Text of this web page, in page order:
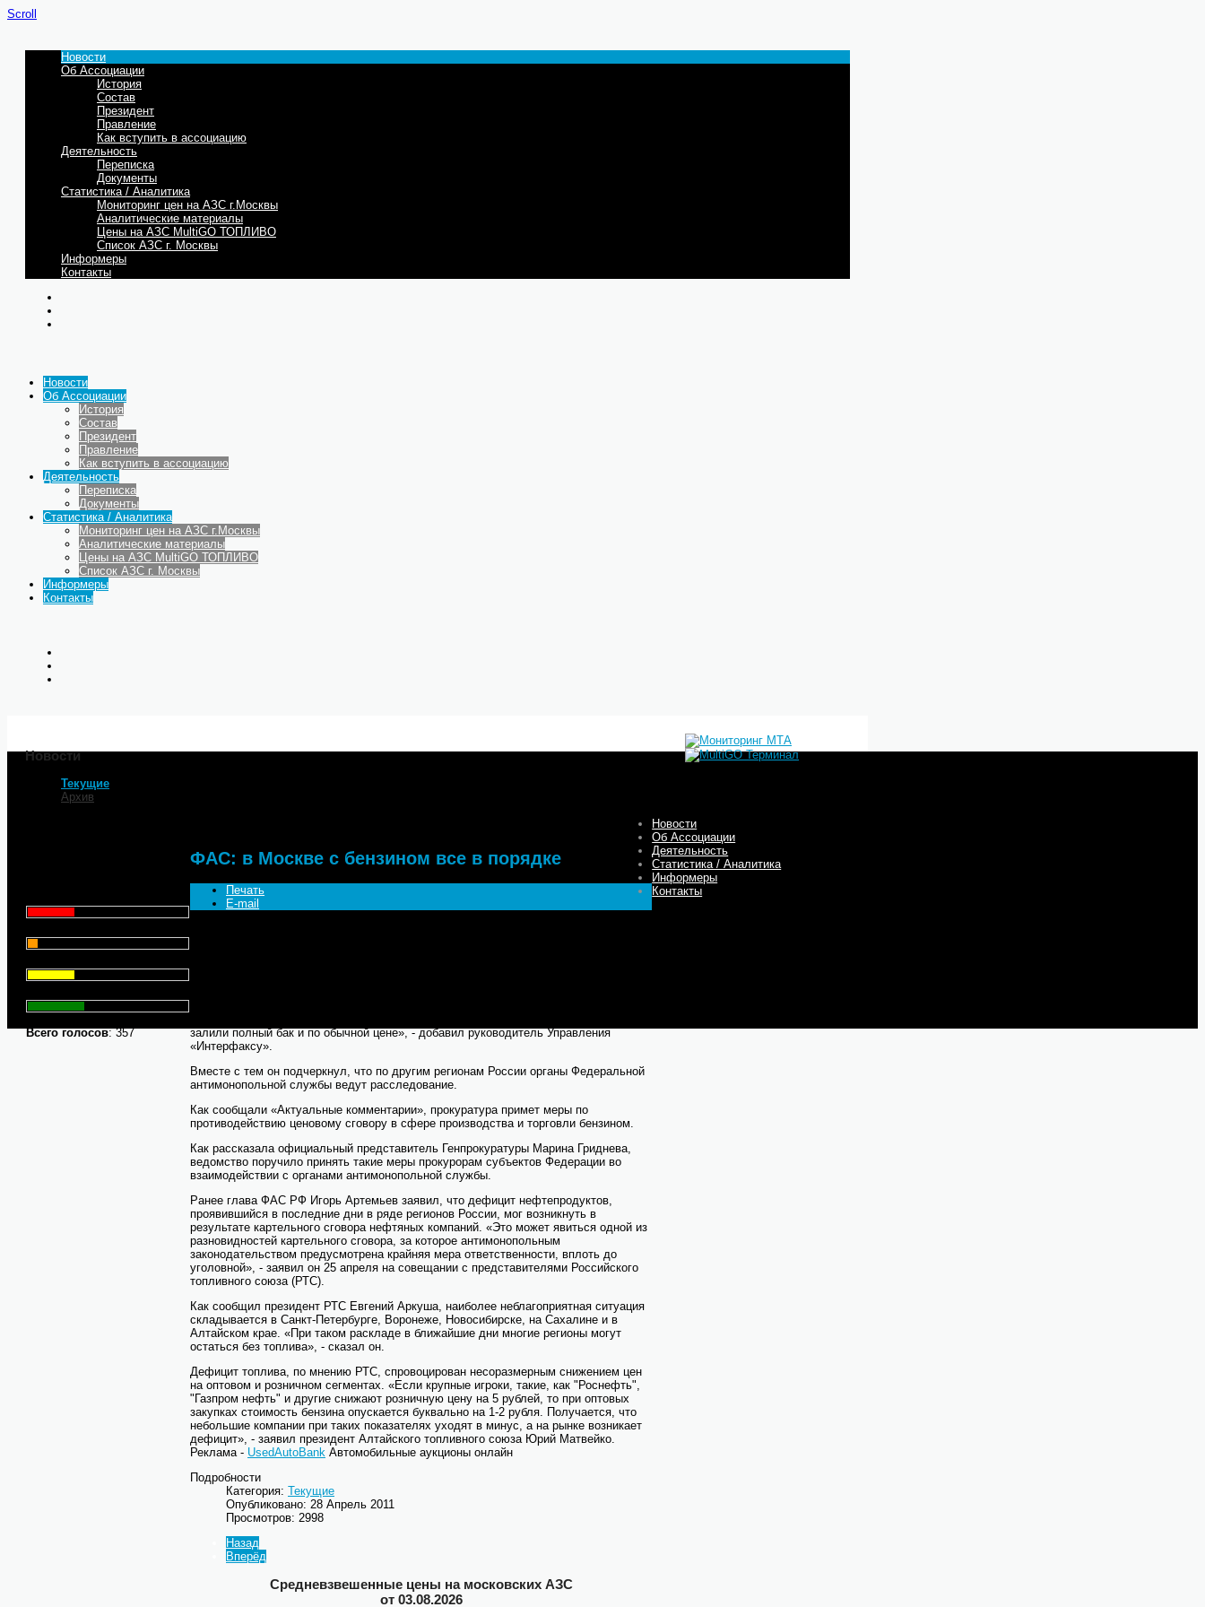
Scroll
Новости
Об Ассоциации
История
Состав
Президент
Правление
Как вступить в ассоциацию
Деятельность
Переписка
Документы
Статистика / Аналитика
Мониторинг цен на АЗС г.Москвы
Аналитические материалы
Цены на АЗС MultiGO ТОПЛИВО
Список АЗС г. Москвы
Информеры
Контакты
Новости
Об Ассоциации
История
Состав
Президент
Правление
Как вступить в ассоциацию
Деятельность
Переписка
Документы
Статистика / Аналитика
Мониторинг цен на АЗС г.Москвы
Аналитические материалы
Цены на АЗС MultiGO ТОПЛИВО
Список АЗС г. Москвы
Информеры
Контакты
Новости
Текущие
Архив
Всего голосов: 357
ФАС: в Москве с бензином все в порядке
Печать
E-mail
залили полный бак и по обычной цене», - добавил руководитель Управления
«Интерфаксу».
Вместе с тем он подчеркнул, что по другим регионам России органы Федеральной
антимонопольной службы ведут расследование.
Как сообщали «Актуальные комментарии», прокуратура примет меры по
противодействию ценовому сговору в сфере производства и торговли бензином.
Как рассказала официальный представитель Генпрокуратуры Марина Гриднева,
ведомство поручило принять такие меры прокурорам субъектов Федерации во
взаимодействии с органами антимонопольной службы.
Ранее глава ФАС РФ Игорь Артемьев заявил, что дефицит нефтепродуктов,
проявившийся в последние дни в ряде регионов России, мог возникнуть в
результате картельного сговора нефтяных компаний. «Это может явиться одной из
разновидностей картельного сговора, за которое антимонопольным
законодательством предусмотрена крайняя мера ответственности, вплоть до
уголовной», - заявил он 25 апреля на совещании с представителями Российского
топливного союза (РТС).
Как сообщил президент РТС Евгений Аркуша, наиболее неблагоприятная ситуация
складывается в Санкт-Петербурге, Воронеже, Новосибирске, на Сахалине и в
Алтайском крае. «При таком раскладе в ближайшие дни многие регионы могут
остаться без топлива», - сказал он.
Дефицит топлива, по мнению РТС, спровоцирован несоразмерным снижением цен
на оптовом и розничном сегментах. «Если крупные игроки, такие, как "Роснефть",
"Газпром нефть" и другие снижают розничную цену на 5 рублей, то при оптовых
закупках стоимость бензина опускается буквально на 1-2 рубля. Получается, что
небольшие компании при таких показателях уходят в минус, а на рынке возникает
дефицит», - заявил президент Алтайского топливного союза Юрий Матвейко.
Реклама - UsedAutoBank Автомобильные аукционы онлайн
Подробности
Категория: Текущие
Опубликовано: 28 Апрель 2011
Просмотров: 2998
Назад
Вперёд
Средневзвешенные цены на московских АЗС
от 03.08.2026
Новости
Об Ассоциации
Деятельность
Статистика / Аналитика
Информеры
Контакты